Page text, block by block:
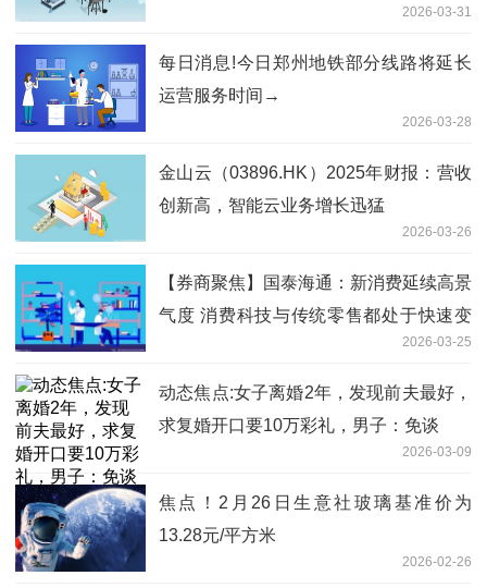
2026-03-31
每日消息!今日郑州地铁部分线路将延长
运营服务时间→
2026-03-28
金山云（03896.HK）2025年财报：营收
创新高，智能云业务增长迅猛
2026-03-26
【券商聚焦】国泰海通：新消费延续高景
气度 消费科技与传统零售都处于快速变
2026-03-25
动态焦点:女子离婚2年，发现前夫最好，
求复婚开口要10万彩礼，男子：免谈
2026-03-09
焦点！2月26日生意社玻璃基准价为
13.28元/平方米
2026-02-26